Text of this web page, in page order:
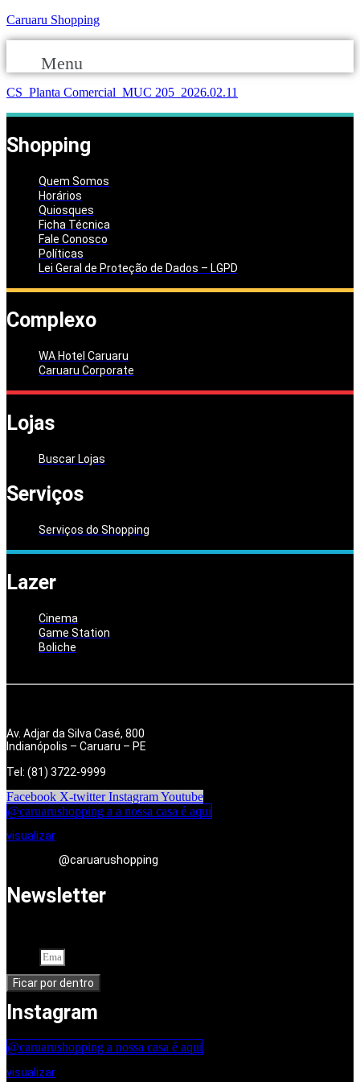
Caruaru Shopping
Menu
CS_Planta Comercial_MUC 205_2026.02.11
Shopping
Quem Somos
Horários
Quiosques
Ficha Técnica
Fale Conosco
Políticas
Lei Geral de Proteção de Dados – LGPD
Complexo
WA Hotel Caruaru
Caruaru Corporate
Lojas
Buscar Lojas
Serviços
Serviços do Shopping
Lazer
Cinema
Game Station
Boliche
Av. Adjar da Silva Casé, 800
Indianópolis – Caruaru – PE
Tel: (81) 3722-9999
Facebook X-twitter InstagramYoutube
@caruarushopping a a nossa casa é aqui
visualizar
@caruarushopping
Newsletter
Ficar por dentro
Instagram
@caruarushopping a nossa casa é aqui
visualizar